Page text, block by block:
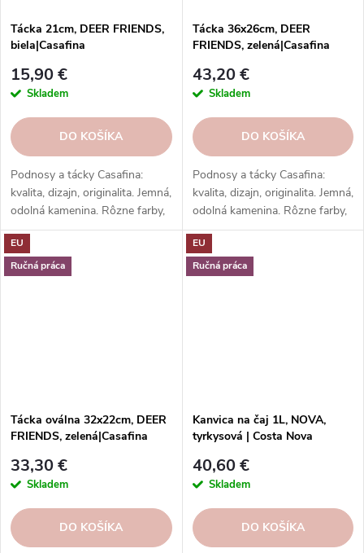
Tácka 21cm, DEER FRIENDS,
biela|Casafina
15,90 €
Skladem
DO KOŠÍKA
Podnosy a tácky Casafina:
kvalita, dizajn, originalita. Jemná,
odolná kamenina. Rôzne farby,
vzory, tvary.
Tácka 36x26cm, DEER
FRIENDS, zelená|Casafina
43,20 €
Skladem
DO KOŠÍKA
Podnosy a tácky Casafina:
kvalita, dizajn, originalita. Jemná,
odolná kamenina. Rôzne farby,
vzory, tvary.
EU
Ručná práca
Tácka oválna 32x22cm, DEER
FRIENDS, zelená|Casafina
33,30 €
Skladem
DO KOŠÍKA
EU
Ručná práca
Kanvica na čaj 1L, NOVA,
tyrkysová | Costa Nova
40,60 €
Skladem
DO KOŠÍKA